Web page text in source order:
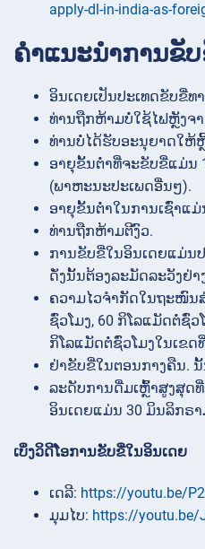
apply-dl-in-india-as-
ຄຳແນະນຳການຂັ
ອິນເດຍເປັນປະເທດຂັບຂີ່ທ
ທ່ານຖືກຫ້າມບໍ່ໃຊ້ໄຟຫຼັງຈ
ທ່ານບໍ່ໄດ້ຮັບອະນຸຍາດໃຫ້
ອາຍຸຂັ້ນຕ່ຳທີ່ຈະຂັບຂີ່ແມ່ນ
(ພາຫະນະປະເພດອື່ນໆ).
ອາຍຸຂັ້ນຕ່ຳໃນການເຊົ່າແມ່
ທ່ານຖືກຫ້າມຕີງົວ.
ການຂັບຂີ່ໃນອິນເດຍແມ່ນ
ດັ່ງນັ້ນຕ້ອງລະມັດລະວັງຢ່າ
ຄວາມໄວຈຳກັດໃນຖະໜົນ
ຊົ່ວໂມງ, 60 ກິໂລແມັດຕໍ່ຊົ່ວ
ກິໂລແມັດຕໍ່ຊົ່ວໂມງໃນເຂດ
ຢ່າຂັບຂີ່ໃນຕອນກາງຄືນ.
ລະດັບການດື່ມເຫຼົ້າສູງສຸດ
ອິນເດຍແມ່ນ 30 ມິນລິກຣາ
ເບິ່ງວິດີໂອການຂັບຂີ່ໃນອິນເດຍ
ເດລີ: https://youtu.be/
ມຸມໄບ: https://youtu.be/